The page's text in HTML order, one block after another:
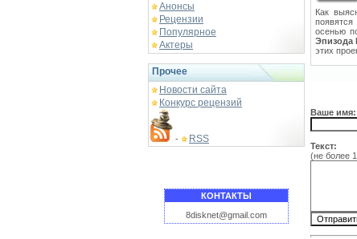
Анонсы
Рецензии
Популярное
Актеры
Прочее
Новости сайта
Конкурс рецензий
- RSS
КОНТАКТЫ
8disknet@gmail.com
Как
осенью
Эпизода
этих
Ваше имя:
Текст:
(не более